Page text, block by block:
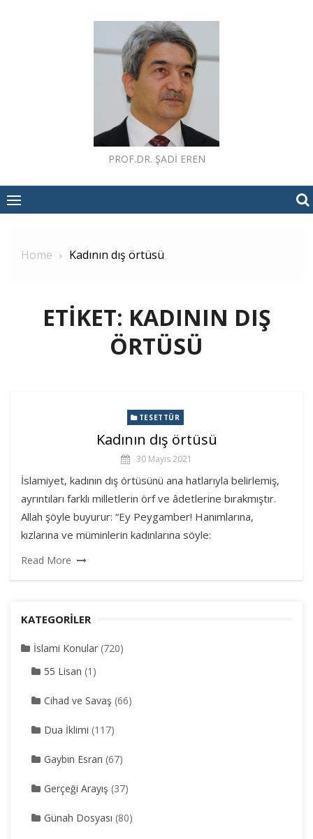
PROF.DR. ŞADI EREN
Home Kadının dış örtüsü
ETIKET: KADININ DIŞ
ÖRTÜSÜ
TESETTÜR
Kadının dış örtüsü
30 Mayıs 2021
İslamiyet, kadının dış örtüsünü ana hatlarıyla belirlemiş,
ayrıntıları farklı milletlerin örf ve âdetlerine bırakmıştır.
Allah şöyle buyurur: “Ey Peygamber! Hanımlarına,
kızlarına ve müminlerin kadınlarına söyle:
Read More
KATEGORILER
İslami Konular (720)
55 Lisan (1)
Cihad ve Savaş (66)
Dua İklimi (117)
Gaybın Esrarı (67)
Gerçeği Arayış (37)
Günah Dosyası (80)